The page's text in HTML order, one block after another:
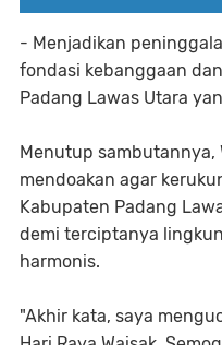
- Menjadikan
fondasi kebanggaan
Padang Lawas Utara
Menutup sambutannya,
mendoakan agar
Kabupaten Padang
demi terciptanya
harmonis.⁣
"Akhir kata, saya